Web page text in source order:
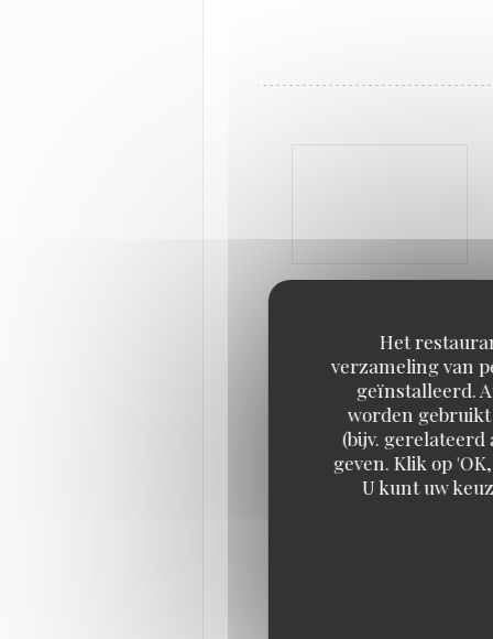
Het
verzameling van
geïnstalleerd.
worden gebruikt
(bijv. gerelateerd
geven. Klik op
U kunt uw